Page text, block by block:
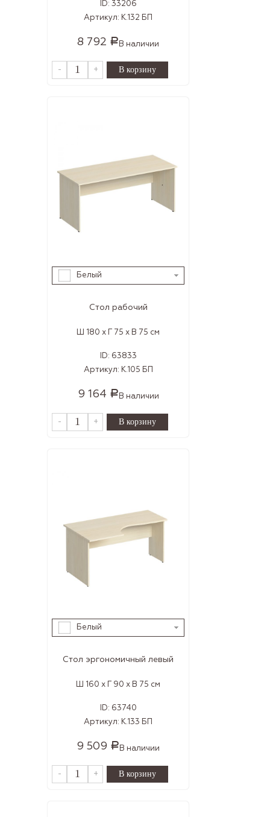
ID: 33206
Артикул: К.132 БП
8 792 Р В наличии
- +
Белый
Стол рабочий
Ш 180 x Г 75 x В 75 см
ID: 63833
Артикул: К.105 БП
9 164 Р В наличии
- +
Белый
Стол эргономичный левый
Ш 160 x Г 90 x В 75 см
ID: 63740
Артикул: К.133 БП
9 509 Р В наличии
- +